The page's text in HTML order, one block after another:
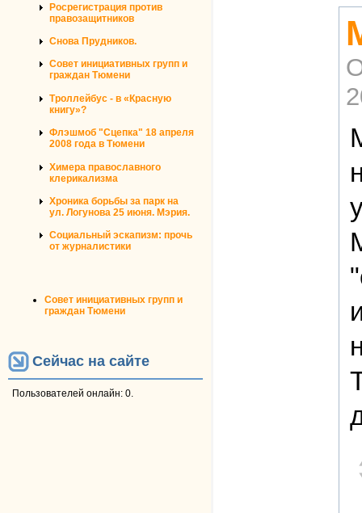
Росрегистрация против
правозащитников
Снова Прудников.
Совет инициативных групп и
граждан Тюмени
Троллейбус - в «Красную
книгу»?
Флэшмоб "Сцепка" 18 апреля
2008 года в Тюмени
Химера православного
клерикализма
Хроника борьбы за парк на
ул. Логунова 25 июня. Мэрия.
Социальный эскапизм: прочь
от журналистики
Совет инициативных групп и
граждан Тюмени
Сейчас на сайте
Пользователей онлайн: 0.